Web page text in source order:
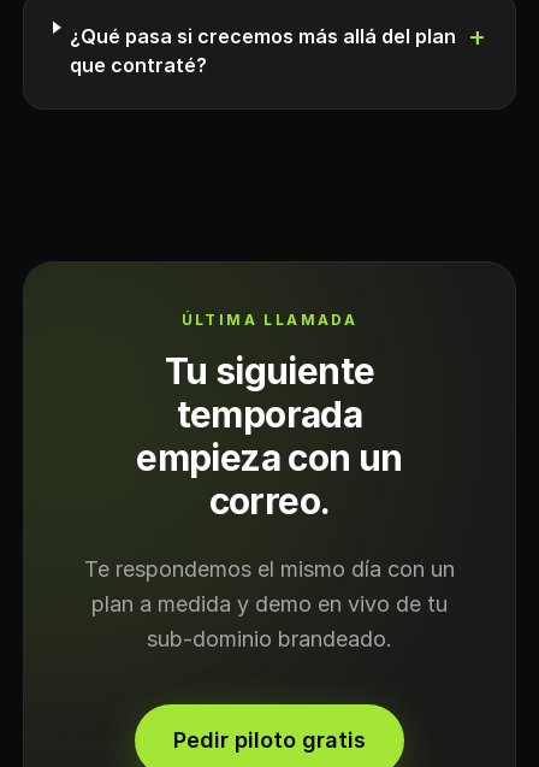
¿Qué pasa si crecemos más allá del plan
que contraté?
+
ÚLTIMA LLAMADA
Tu siguiente
temporada
empieza con un
correo.
Te respondemos el mismo día con un
plan a medida y demo en vivo de tu
sub-dominio brandeado.
Pedir piloto gratis